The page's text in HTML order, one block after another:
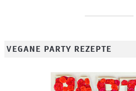
VEGANE PARTY REZEPTE